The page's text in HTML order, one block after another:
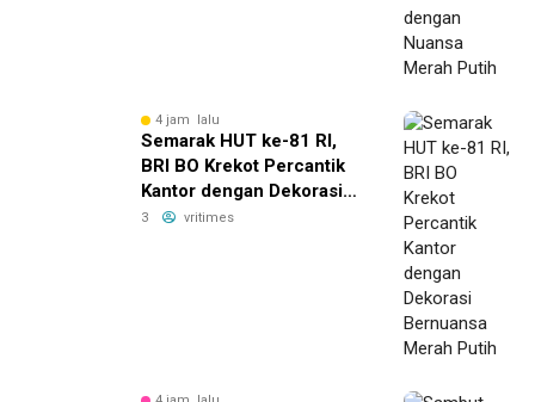
4 jam lalu
Semarak HUT ke-81 RI,
BRI BO Krekot Percantik
Kantor dengan Dekorasi
Bernuansa Merah Putih
3 vritimes